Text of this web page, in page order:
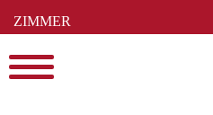
ZIMMER
Menu